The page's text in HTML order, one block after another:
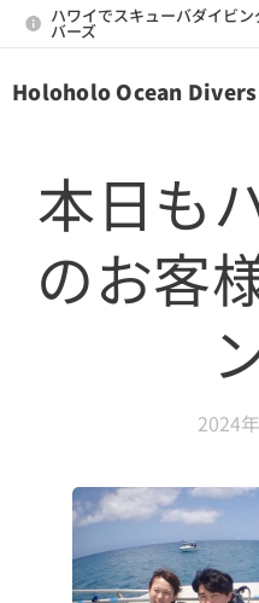
ハワイでスキューバダイビ
バーズ
Holoholo Ocean Divers
本日も
のお客
2024